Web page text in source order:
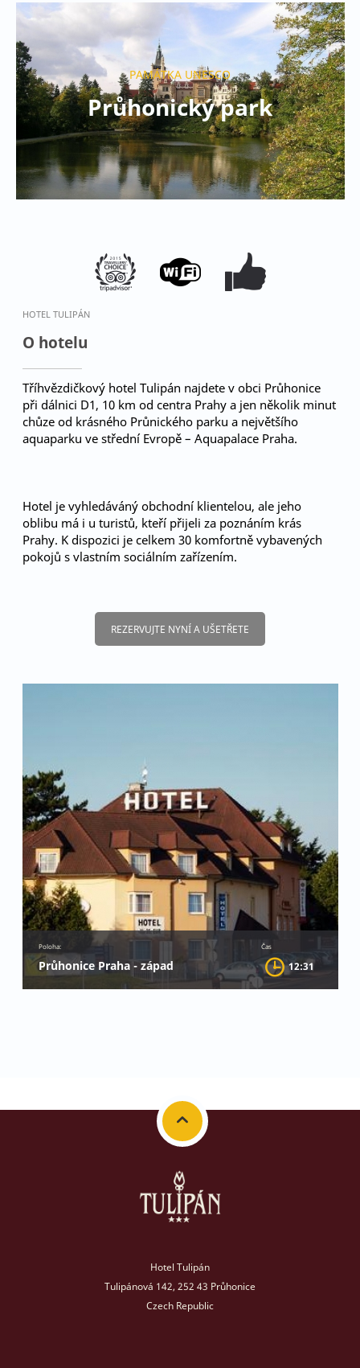
PAMÁTKA UNESCO
Průhonický park
HOTEL TULIPÁN
O hotelu
Tříhvězdičkový hotel Tulipán najdete v obci Průhonice
při dálnici D1, 10 km od centra Prahy a jen několik minut
chůze od krásného Průnického parku a největšího
aquaparku ve střední Evropě – Aquapalace Praha.
Hotel je vyhledáváný obchodní klientelou, ale jeho
oblibu má i u turistů, kteří přijeli za poznáním krás
Prahy. K dispozici je celkem 30 komfortně vybavených
pokojů s vlastním sociálním zařízením.
REZERVUJTE NYNÍ A UŠETŘETE
Poloha:
Průhonice Praha - západ
Čas
12:31
Hotel Tulipán
Tulipánová 142, 252 43 Průhonice
Czech Republic